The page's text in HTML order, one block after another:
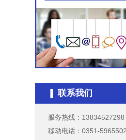
联系我们
服务热线：13834527298
移动电话：0351-5965502